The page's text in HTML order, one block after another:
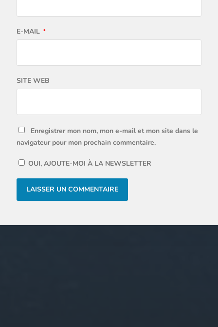
E-MAIL *
SITE WEB
Enregistrer mon nom, mon e-mail et mon site dans le
navigateur pour mon prochain commentaire.
OUI, AJOUTE-MOI À LA NEWSLETTER